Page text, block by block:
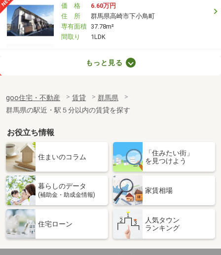
価 格
6.60万円
住 所
群馬県高崎市下小鳥町
専有面積 37.78m²
間取り
1LDK
群馬県前橋市三俣町１丁目
専有面積
69.2m²
間取り
3LDK
群馬県桐生市広沢町間ノ島
価 格
5.50万円
群馬県桐生市広沢町間ノ島
専有面積 95.32m²
間取り
群馬県太田市飯田町
住 所
群馬県太田市飯田町
専有面積 48.2m²
もっと見る
goo住宅・不動産 賃貸
群馬県
群馬県の駅近・駅５分以内の賃貸を探す
お役立ち情報
住まいのコラム
「住みたい街」
を見つけよう
暮らしのデータ
(補助金・助成金情報)
家賃相場
住宅ローン
人気タウン
ランキング